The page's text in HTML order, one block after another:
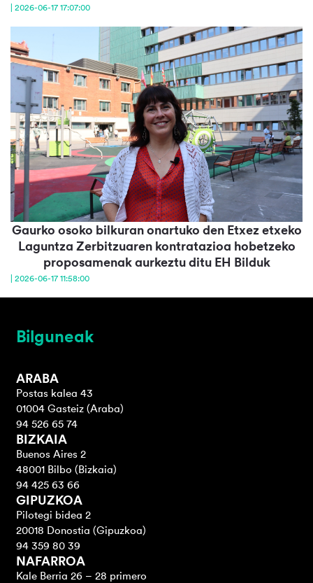
| 2026-06-17 17:07:00
Gaurko osoko bilkuran onartuko den Etxez etxeko
Laguntza Zerbitzuaren kontratazioa hobetzeko
proposamenak aurkeztu ditu EH Bilduk
| 2026-06-17 11:58:00
Bilguneak
ARABA
Postas kalea 43
01004 Gasteiz (Araba)
94 526 65 74
BIZKAIA
Buenos Aires 2
48001 Bilbo (Bizkaia)
94 425 63 66
GIPUZKOA
Pilotegi bidea 2
20018 Donostia (Gipuzkoa)
94 359 80 39
NAFARROA
Kale Berria 26 – 28 primero